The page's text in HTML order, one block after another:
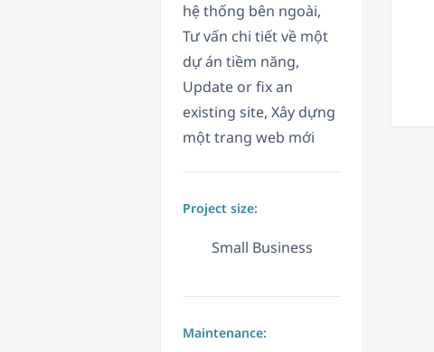
hệ thống bên ngoài,
Tư vấn chi tiết về một
dự án tiềm năng,
Update or fix an
existing site, Xây dựng
một trang web mới
Project size:
Small Business
Maintenance: